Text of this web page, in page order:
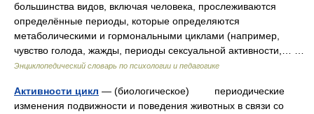
большинства видов, включая человека, прослеживаются
определённые периоды, которые определяются
метаболическими и гормональными циклами (например,
чувство голода, жажды, периоды сексуальной активности,… …
Энциклопедический словарь по психологии и педагогике
Активности цикл — (биологическое) периодические
изменения подвижности и поведения животных в связи со